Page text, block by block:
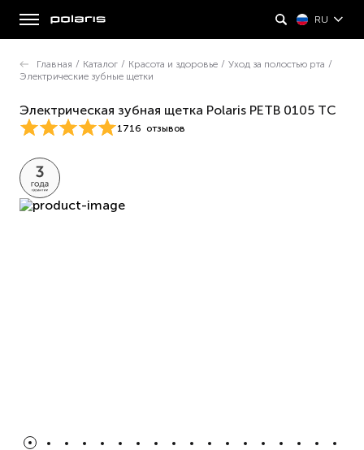
RU
Главная / Каталог / Красота и здоровье / Уход за полостью рта /
Электрические зубные щетки
Электрическая зубная щетка Polaris PETB 0105 TC
1716 отзывов